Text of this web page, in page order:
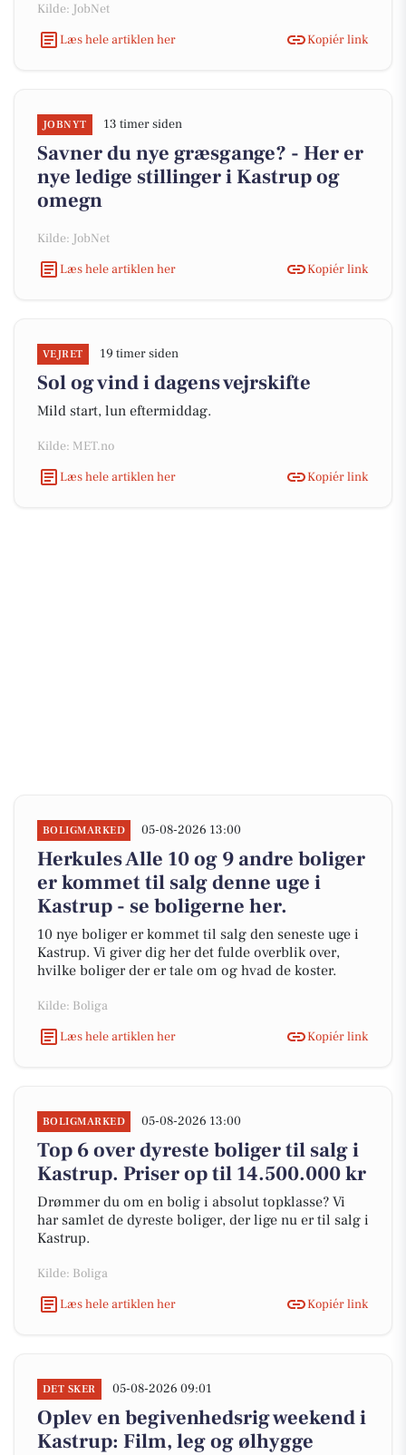
Kilde: JobNet
Læs hele artiklen her
Kopiér link
JOBNYT 13 timer siden
Savner du nye græsgange? - Her er
nye ledige stillinger i Kastrup og
omegn
Kilde: JobNet
Læs hele artiklen her
Kopiér link
VEJRET 19 timer siden
Sol og vind i dagens vejrskifte
Mild start, lun eftermiddag.
Kilde: MET.no
Læs hele artiklen her
Kopiér link
BOLIGMARKED 05-08-2026 13:00
Herkules Alle 10 og 9 andre boliger
er kommet til salg denne uge i
Kastrup - se boligerne her.
10 nye boliger er kommet til salg den seneste uge i
Kastrup. Vi giver dig her det fulde overblik over,
hvilke boliger der er tale om og hvad de koster.
Kilde: Boliga
Læs hele artiklen her
Kopiér link
BOLIGMARKED 05-08-2026 13:00
Top 6 over dyreste boliger til salg i
Kastrup. Priser op til 14.500.000 kr
Drømmer du om en bolig i absolut topklasse? Vi
har samlet de dyreste boliger, der lige nu er til salg i
Kastrup.
Kilde: Boliga
Læs hele artiklen her
Kopiér link
DET SKER 05-08-2026 09:01
Oplev en begivenhedsrig weekend i
Kastrup: Film, leg og ølhygge